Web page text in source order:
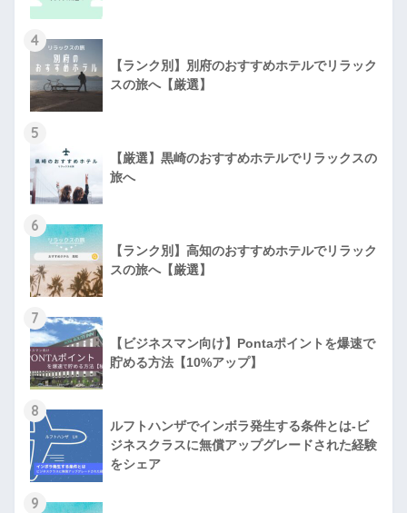
4
【ランク別】別府のおすすめホテルでリラック
スの旅へ【厳選】
5
【厳選】黒崎のおすすめホテルでリラックスの
旅へ
6
【ランク別】高知のおすすめホテルでリラック
スの旅へ【厳選】
7
【ビジネスマン向け】Pontaポイントを爆速で
貯める方法【10%アップ】
8
ルフトハンザでインボラ発生する条件とは-ビ
ジネスクラスに無償アップグレードされた経験
をシェア
9